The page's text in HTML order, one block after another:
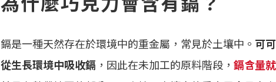
鎘是一種天然存在於環境中的重金屬，常見於土壤中。 可
從生長環境中吸收鎘 ，因此在未加工的原料階段， 鎘含量